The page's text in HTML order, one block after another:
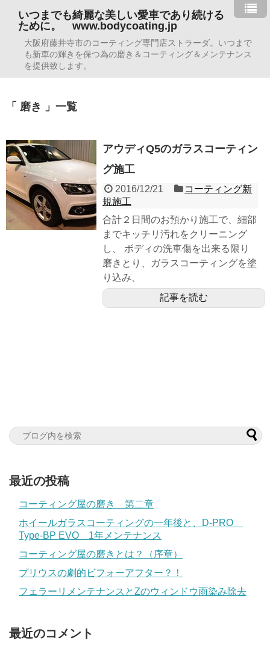
いつまでも綺麗な美しい愛車であり続ける
ために。 www.bodycoating.jp
大阪府藤井寺市のコーティング専門店ストラーダ。いつまで
も新車の輝きを保つ為の磨き＆コーティング＆メンテナンス
を提供致します。
「 磨き 」一覧
アウディQ5のガラスコーティン
グ施工
2016/12/21
コーティング新
規施工
合計２日間のお預かり施工で、細部
までキッチリ汚れをクリーニング
し、 ボディの洗車傷を出来る限り
磨きとり、ガラスコーティングを塗
り込み、
記事を読む
最近の投稿
コーティング屋の磨き 第二章
ホイールガラスコーティングの一年後と、D-PRO
Type-BP EVO 1年メンテナンス
コーティング屋の磨きとは？（序章）
プリウスの劇的ビフォーアフター？！
フェラーリメンテナンスとZのウィンドウ雨染み除去
最近のコメント